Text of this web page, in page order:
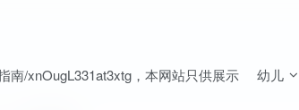
南/xnOugL331at3xtg，本网站只供展示 幼儿